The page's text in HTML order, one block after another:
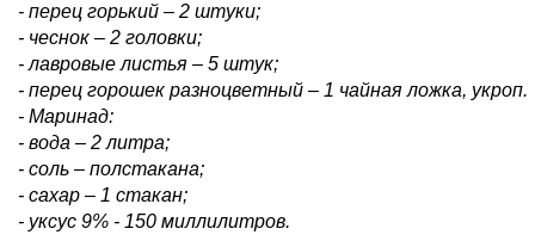
- перец горький – 2 штуки;
- чеснок – 2 головки;
- лавровые листья – 5 штук;
- перец горошек разноцветный – 1 чайная ложка, укроп.
- Маринад:
- вода – 2 литра;
- соль – полстакана;
- сахар – 1 стакан;
- уксус 9% - 150 миллилитров.